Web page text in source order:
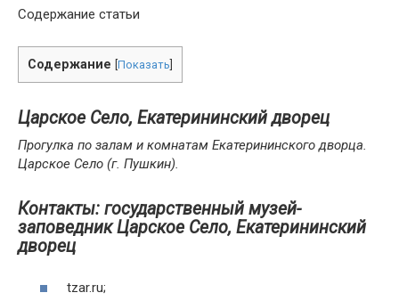
Содержание статьи
Содержание Показать
Царское Село, Екатерининский дворец
Прогулка по залам и комнатам Екатерининского дворца.
Царское Село (г. Пушкин).
Контакты: государственный музей-
заповедник Царское Село, Екатерининский
дворец
tzar.ru;